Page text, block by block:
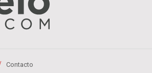
Contacto